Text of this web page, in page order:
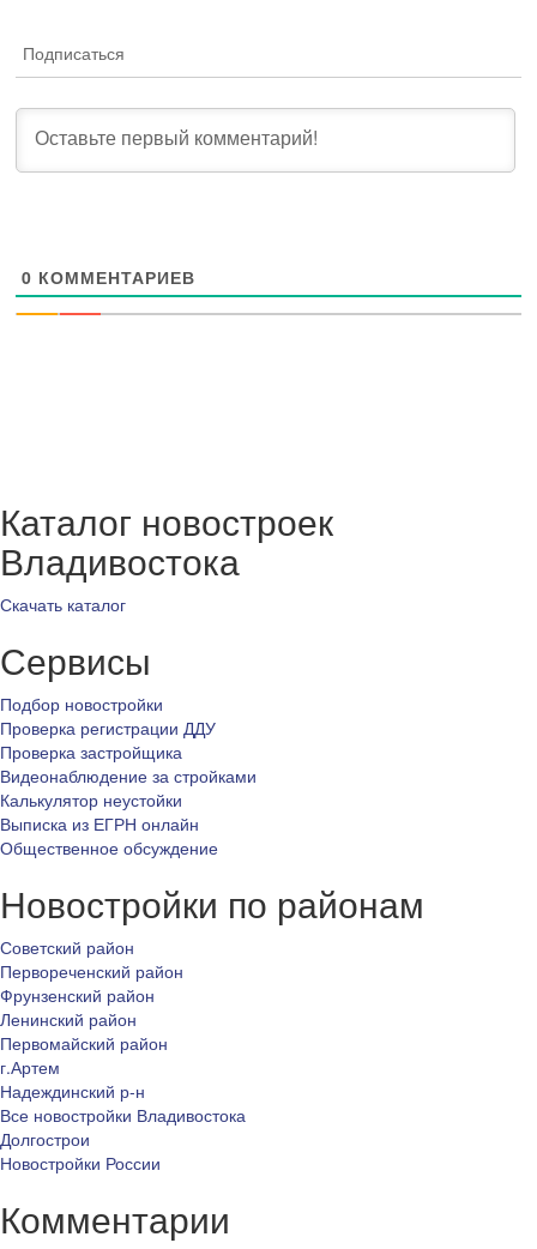
Подписаться
0 КОММЕНТАРИЕВ
Каталог новостроек
Владивостока
Скачать каталог
Сервисы
Подбор новостройки
Проверка регистрации ДДУ
Проверка застройщика
Видеонаблюдение за стройками
Калькулятор неустойки
Выписка из ЕГРН онлайн
Общественное обсуждение
Новостройки по районам
Советский район
Первореченский район
Фрунзенский район
Ленинский район
Первомайский район
г.Артем
Надеждинский р-н
Все новостройки Владивостока
Долгострои
Новостройки России
Комментарии